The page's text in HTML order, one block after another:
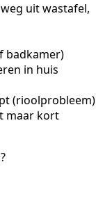
uit wastafel,
badkamer)
in huis
(rioolprobleem)
maar kort